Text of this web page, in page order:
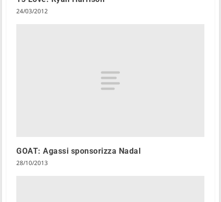
24/03/2012
GOAT: Agassi sponsorizza Nadal
28/10/2013